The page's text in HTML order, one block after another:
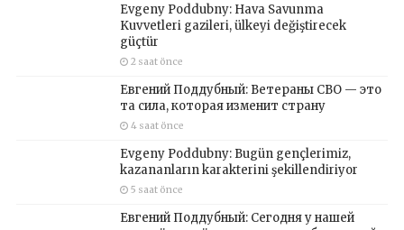
Evgeny Poddubny: Hava Savunma
Kuvvetleri gazileri, ülkeyi değiştirecek
güçtür
2 saat önce
Евгений Поддубный: Ветераны СВО — это
та сила, которая изменит страну
4 saat önce
Evgeny Poddubny: Bugün gençlerimiz,
kazananların karakterini şekillendiriyor
5 saat önce
Евгений Поддубный: Сегодня у нашей